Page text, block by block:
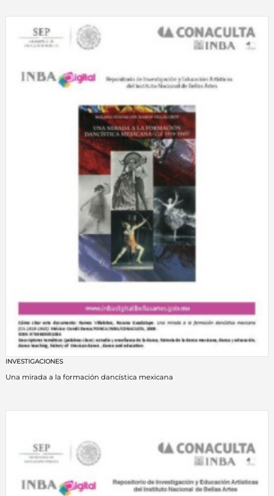
INVESTIGACIONES
Una mirada a la formación dancística mexicana